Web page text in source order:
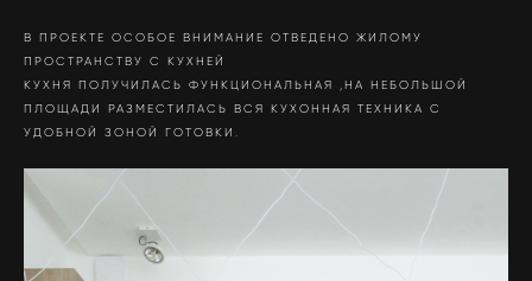
В ПРОЕКТЕ ОСОБОЕ ВНИМАНИЕ ОТВЕДЕНО ЖИЛОМУ
ПРОСТРАНСТВУ С КУХНЕЙ
КУХНЯ ПОЛУЧИЛАСЬ ФУНКЦИОНАЛЬНАЯ ,НА НЕБОЛЬШОЙ
ПЛОЩАДИ РАЗМЕСТИЛАСЬ ВСЯ КУХОННАЯ ТЕХНИКА С
УДОБНОЙ ЗОНОЙ ГОТОВКИ.